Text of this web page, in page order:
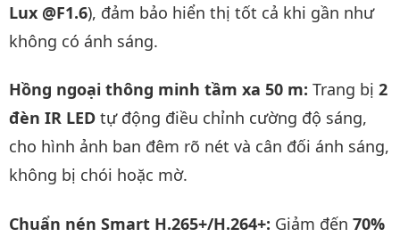
Lux @F1.6), đảm bảo hiển thị tốt cả khi gần như
không có ánh sáng.
Hồng ngoại thông minh tầm xa 50 m: Trang bị 2
đèn IR LED tự động điều chỉnh cường độ sáng,
cho hình ảnh ban đêm rõ nét và cân đối ánh sáng,
không bị chói hoặc mờ.
Chuẩn nén Smart H.265+/H.264+: Giảm đến 70%